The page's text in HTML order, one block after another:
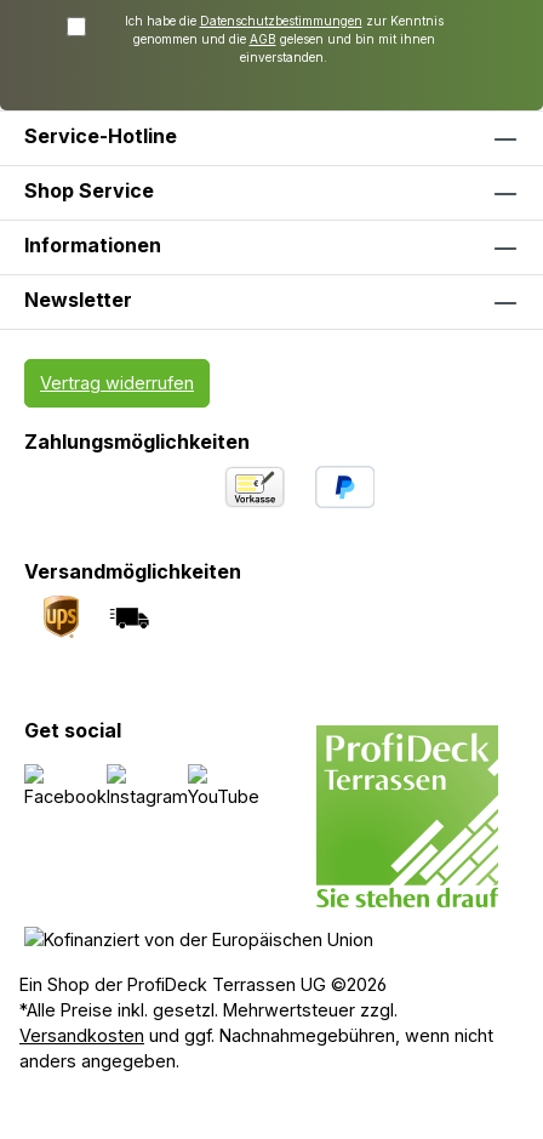
Ich habe die Datenschutzbestimmungen zur Kenntnis
genommen und die AGB gelesen und bin mit ihnen
einverstanden.
Service-Hotline
Shop Service
Informationen
Newsletter
Vertrag widerrufen
Zahlungsmöglichkeiten
Versandmöglichkeiten
Get social
Ein Shop der ProfiDeck Terrassen UG ©2026
*Alle Preise inkl. gesetzl. Mehrwertsteuer zzgl.
Versandkosten und ggf. Nachnahmegebühren, wenn nicht
anders angegeben.